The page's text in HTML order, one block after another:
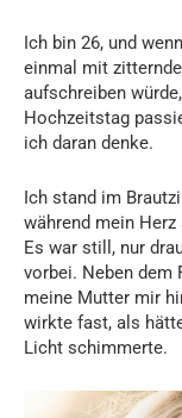
Ich bin 26, und
einmal mit
aufschreiben
Hochzeitstag
ich daran denke.
Ich stand im
während mein
Es war still, nur
vorbei. Neben dem
meine Mutter mir
wirkte fast, als
Licht schimmerte.